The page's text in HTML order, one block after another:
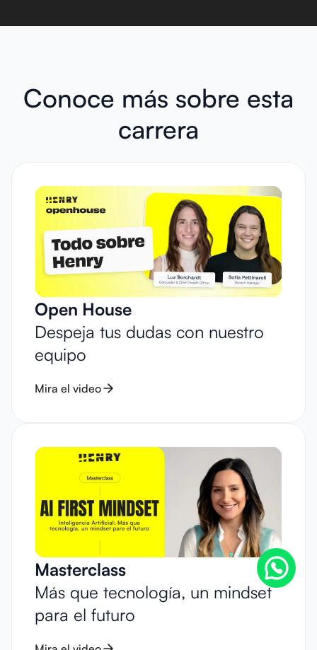
Conoce más sobre esta
carrera
Open House
Despeja tus dudas con nuestro
equipo
Mira el video
Masterclass
Más que tecnología, un mindset
para el futuro